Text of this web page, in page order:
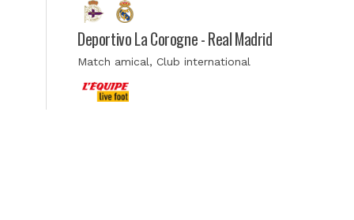
Deportivo La Corogne - Real Madrid
Match amical, Club international